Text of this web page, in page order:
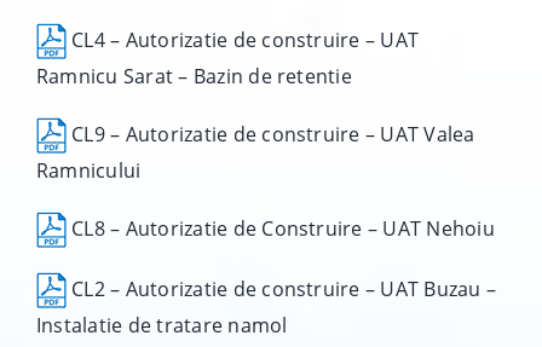
CL4 – Autorizatie de construire – UAT
Ramnicu Sarat – Bazin de retentie
CL9 – Autorizatie de construire – UAT Valea
Ramnicului
CL8 – Autorizatie de Construire – UAT Nehoiu
CL2 – Autorizatie de construire – UAT Buzau –
Instalatie de tratare namol